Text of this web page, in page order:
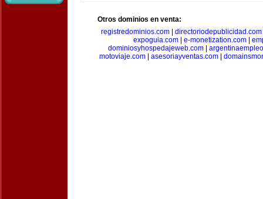
Otros dominios en venta:
registredominios.com| directoriodepublicidad.com
expoguia.com| e-monetization.com|
dominiosyhospedajeweb.com
motoviaje.com
asesoriayventas.com